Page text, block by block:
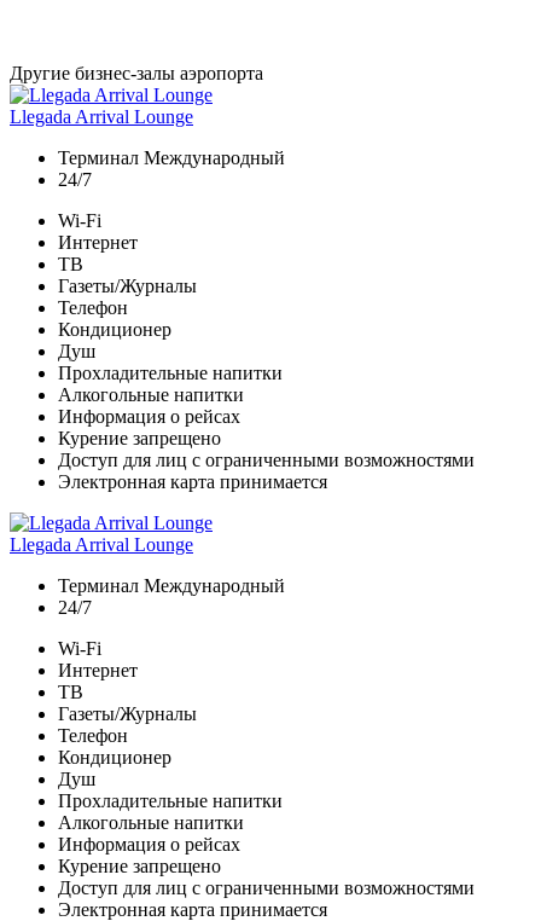
Другие бизнес-залы аэропорта
Llegada Arrival Lounge
Терминал Международный
24/7
Wi-Fi
Интернет
ТВ
Газеты/Журналы
Телефон
Кондиционер
Душ
Прохладительные напитки
Алкогольные напитки
Информация о рейсах
Курение запрещено
Доступ для лиц с ограниченными возможностями
Электронная карта принимается
Llegada Arrival Lounge
Терминал Международный
24/7
Wi-Fi
Интернет
ТВ
Газеты/Журналы
Телефон
Кондиционер
Душ
Прохладительные напитки
Алкогольные напитки
Информация о рейсах
Курение запрещено
Доступ для лиц с ограниченными возможностями
Электронная карта принимается